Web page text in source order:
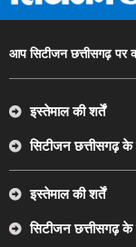
आप सिटीजन छत्तीसगढ़ पर
इस्तेमाल की शर्तें
सिटीजन छत्तीसगढ़ के
इस्तेमाल की शर्तें
सिटीजन छत्तीसगढ़ के